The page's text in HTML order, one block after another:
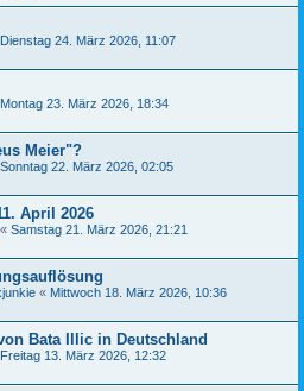
Dienstag 24. März 2026, 11:07
Montag 23. März 2026, 18:34
Meier"?
Sonntag 22. März 2026, 02:05
April 2026
« Samstag 21. März 2026, 21:21
« Mittwoch 18. März 2026, 10:36
Bata Illic in Deutschland
Freitag 13. März 2026, 12:32